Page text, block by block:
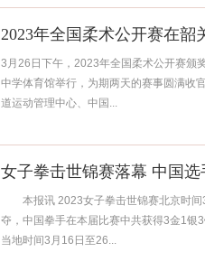
2023年全国柔术公开赛在韶
3月26日下午，2023年全国柔术公开赛颁
中学体育馆举行，为期两天的赛事圆满收
道运动管理中心、中国...
女子拳击世锦赛落幕 中国选
本报讯 2023女子拳击世锦赛北京时间
夺，中国拳手在本届比赛中共获得3金1
当地时间3月16日至26...